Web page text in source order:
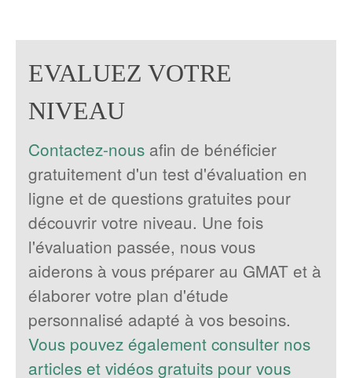
EVALUEZ VOTRE
NIVEAU
Contactez-nous afin de bénéficier
gratuitement d'un test d'évaluation en
ligne et de questions gratuites pour
découvrir votre niveau. Une fois
l'évaluation passée, nous vous
aiderons à vous préparer au GMAT et à
élaborer votre plan d'étude
personnalisé adapté à vos besoins.
Vous pouvez également consulter nos
articles et vidéos gratuits pour vous